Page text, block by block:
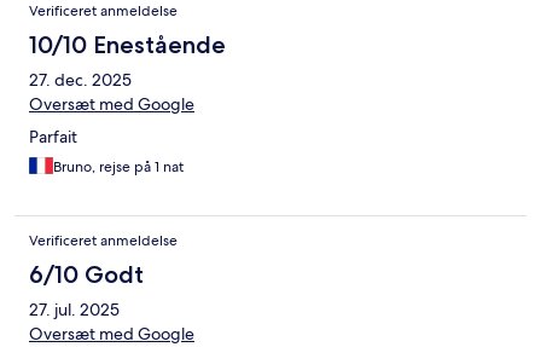
Verificeret anmeldelse
10/10 Enestående
27. dec. 2025
Oversæt med Google
Parfait
Bruno, rejse på 1 nat
Verificeret anmeldelse
6/10 Godt
27. jul. 2025
Oversæt med Google